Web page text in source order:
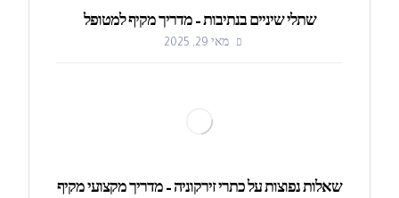
שתלי שיניים בנתיבות – מדריך מקיף למטופל
מאי 29, 2025
שאלות נפוצות על כתרי זירקוניה – מדריך מקצועי מקיף